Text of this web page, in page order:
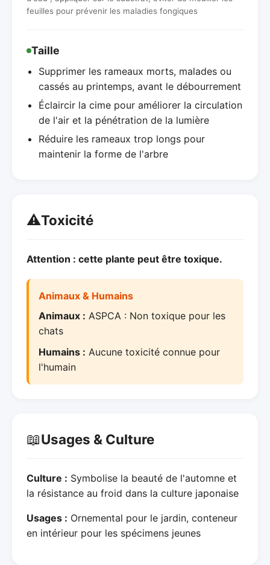
feuilles pour prévenir les maladies fongiques
Taille
Supprimer les rameaux morts, malades ou
cassés au printemps, avant le débourrement
Éclaircir la cime pour améliorer la circulation
de l'air et la pénétration de la lumière
Réduire les rameaux trop longs pour
maintenir la forme de l'arbre
⚠️Toxicité
Attention : cette plante peut être toxique.
Animaux & Humains
Animaux : ASPCA : Non toxique pour les
chats
Humains : Aucune toxicité connue pour
l'humain
📖Usages & Culture
Culture : Symbolise la beauté de l'automne et
la résistance au froid dans la culture japonaise
Usages : Ornemental pour le jardin, conteneur
en intérieur pour les spécimens jeunes